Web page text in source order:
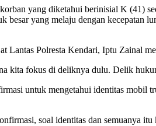
yang diketahui berinisial K (41)
besar yang melaju dengan
Lantas Polresta Kendari, Iptu Zainal
kita fokus di deliknya dulu. Delik
untuk mengetahui identitas mobil
soal identitas dan semuanya